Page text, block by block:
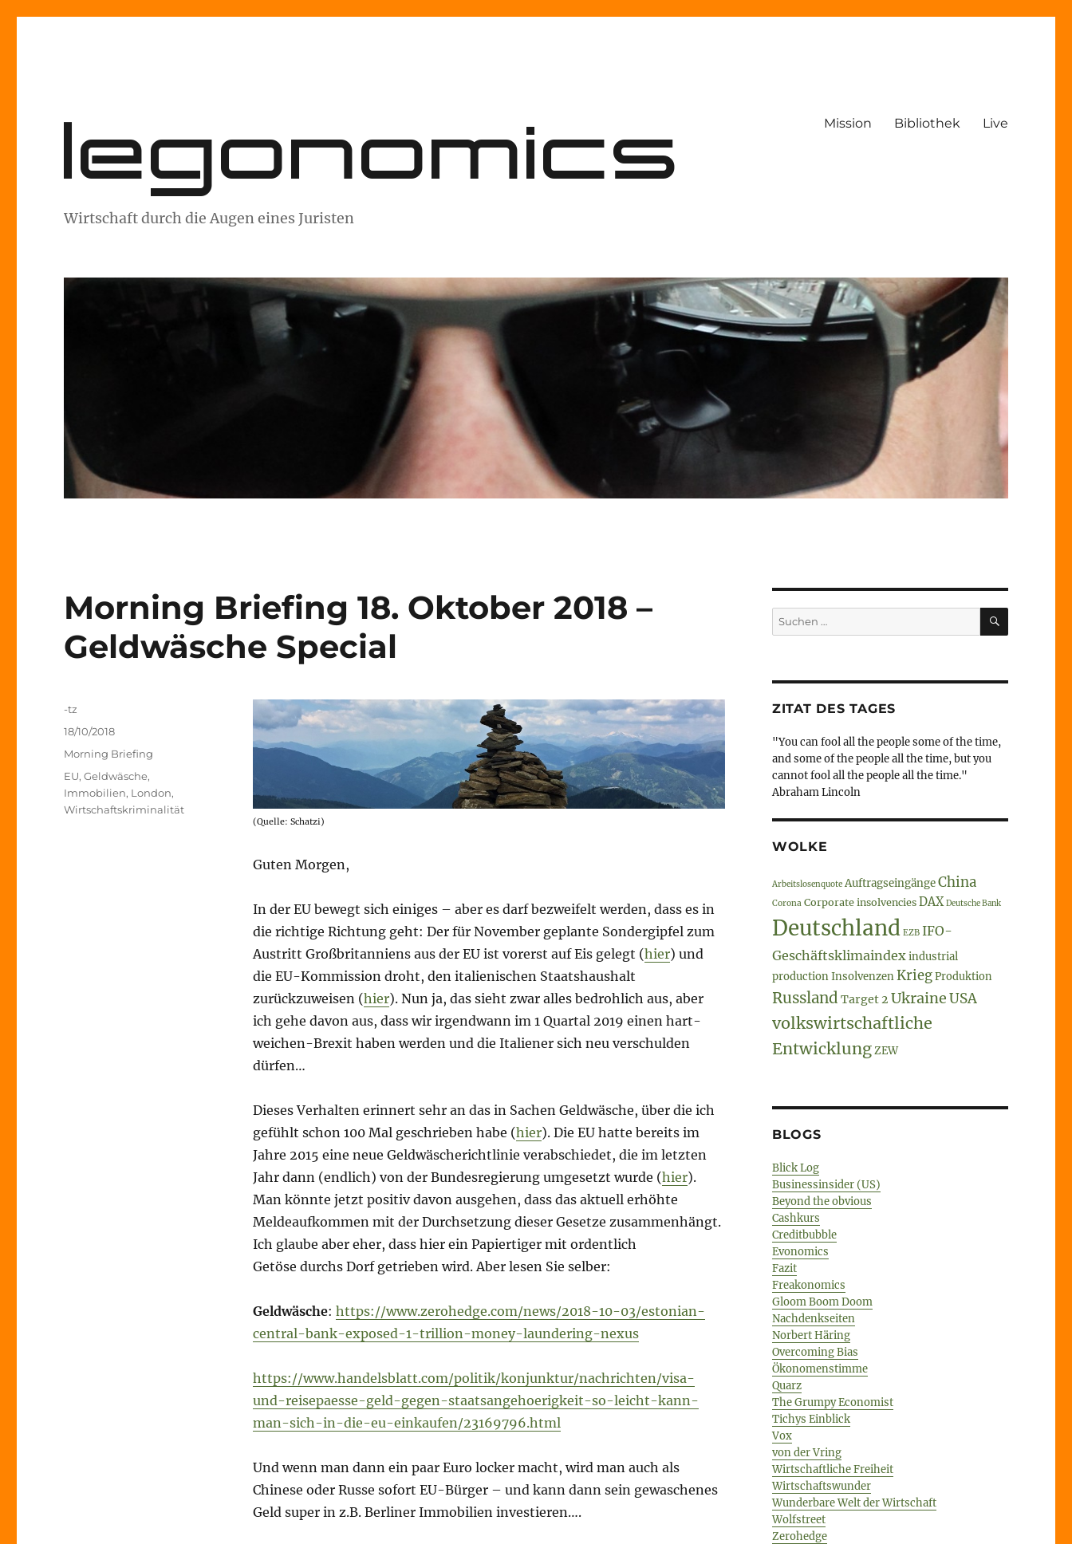
legonomics
Wirtschaft durch die Augen eines Juristen
Mission Bibliothek Live
Morning Briefing 18. Oktober 2018 –
Geldwäsche Special
(Quelle: Schatzi)
Guten Morgen,
In der EU bewegt sich einiges – aber es darf bezweifelt werden, dass es in
die richtige Richtung geht: Der für November geplante Sondergipfel zum
Austritt Großbritanniens aus der EU ist vorerst auf Eis gelegt (hier) und
die EU-Kommission droht, den italienischen Staatshaushalt
zurückzuweisen (hier). Nun ja, das sieht zwar alles bedrohlich aus, aber
ich gehe davon aus, dass wir irgendwann im 1 Quartal 2019 einen hart-
weichen-Brexit haben werden und die Italiener sich neu verschulden
dürfen…
Dieses Verhalten erinnert sehr an das in Sachen Geldwäsche, über die ich
gefühlt schon 100 Mal geschrieben habe (hier). Die EU hatte bereits im
Jahre 2015 eine neue Geldwäscherichtlinie verabschiedet, die im letzten
Jahr dann (endlich) von der Bundesregierung umgesetzt wurde (hier).
Man könnte jetzt positiv davon ausgehen, dass das aktuell erhöhte
Meldeaufkommen mit der Durchsetzung dieser Gesetze zusammenhängt.
Ich glaube aber eher, dass hier ein Papiertiger mit ordentlich
Getöse durchs Dorf getrieben wird. Aber lesen Sie selber:
Geldwäsche: https://www.zerohedge.com/news/2018-10-03/estonian-
central-bank-exposed-1-trillion-money-laundering-nexus
https://www.handelsblatt.com/politik/konjunktur/nachrichten/visa-
und-reisepaesse-geld-gegen-staatsangehoerigkeit-so-leicht-kann-
man-sich-in-die-eu-einkaufen/23169796.html
Und wenn man dann ein paar Euro locker macht, wird man auch als
Chinese oder Russe sofort EU-Bürger – und kann dann sein gewaschenes
Geld super in z.B. Berliner Immobilien investieren….
Autor
-tz
Veröffentlicht
18/10/2018
Kategorien
Morning Briefing
Schlagwörter
EU,Geldwäsche,
Immobilien, London,
Wirtschaftskriminalität
Suche
nach:
SUCHEN
ZITAT DES TAGES
"You can fool all the people some of the time,
and some of the people all the time, but you
cannot fool all the people all the time."
Abraham Lincoln
WOLKE
Arbeitslosenquote AuftragseingängeChina
Corona Corporate insolvencies DAX Deutsche Bank
Deutschland EZB IFO-
Geschäftsklimaindexindustrial
productionInsolvenzenKriegProduktion
Russland Target 2 UkraineUSA
volkswirtschaftliche
EntwicklungZEW
BLOGS
Blick Log
Businessinsider (US)
Beyond the obvious
Cashkurs
Creditbubble
Evonomics
Fazit
Freakonomics
Gloom Boom Doom
Nachdenkseiten
Norbert Häring
Overcoming Bias
Ökonomenstimme
Quarz
The Grumpy Economist
Tichys Einblick
Vox
von der Vring
Wirtschaftliche Freiheit
Wirtschaftswunder
Wunderbare Welt der Wirtschaft
Wolfstreet
Zerohedge